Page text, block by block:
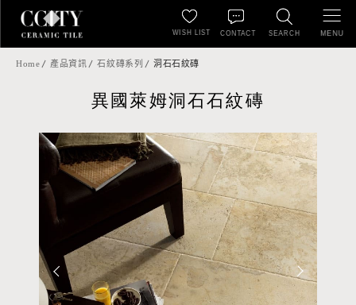
SEARCH
WISH LIST CONTACT MENU
Home 產品資訊 石紋磚系列 洞石石紋磚
異國萊姆洞石石紋磚